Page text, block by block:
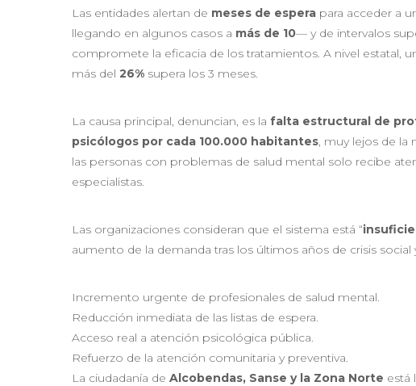
Las entidades alertan de meses de espera para acceder a
llegando en algunos casos a más de 10— y de intervalos
compromete la eficacia de los tratamientos. A nivel estatal,
más del 26% supera los 3 meses.
La causa principal, denuncian, es la falta estructural de
psicólogos por cada 100.000 habitantes, muy lejos de la
las personas con problemas de salud mental solo recibe
especialistas.
Las organizaciones consideran que el sistema está “
aumento de la demanda tras los últimos años de crisis social
Incremento urgente de profesionales de salud mental.
Reducción inmediata de las listas de espera.
Acceso real a atención psicológica pública.
Refuerzo de la atención comunitaria y preventiva.
La ciudadanía de Alcobendas, Sanse y la Zona Norte está